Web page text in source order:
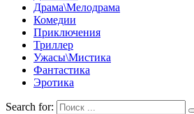
Драма\Мелодрама
Комедии
Приключения
Триллер
Ужасы\Мистика
Фантастика
Эротика
Search for: